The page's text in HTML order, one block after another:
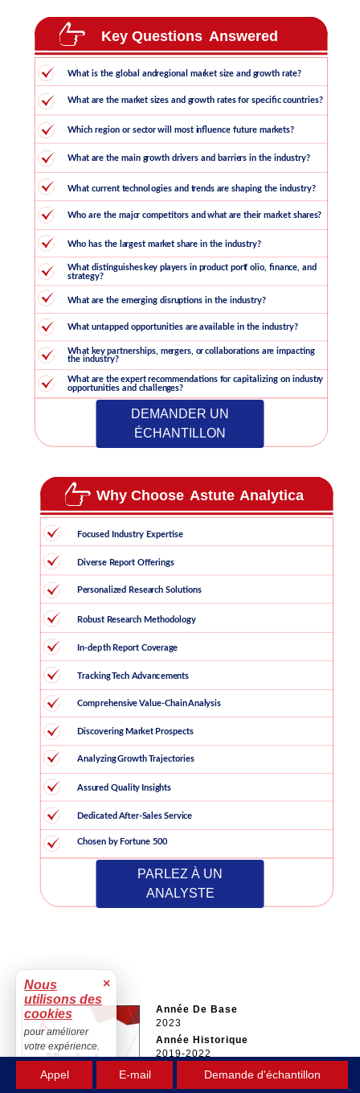
DEMANDER UN
ÉCHANTILLON
PARLEZ À UN
ANALYSTE
Année De Base
2023
Année Historique
2019-2022
Année Prévisionnelle
Appel E-mail Demande d'échantillon
Nous
utilisons des
cookies
×
pour améliorer
votre expérience.